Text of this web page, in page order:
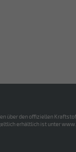
über den offiziellen
erhältlich ist unter